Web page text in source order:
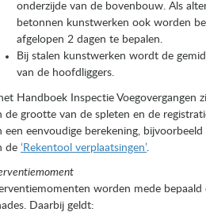
onderzijde van de bovenbouw. Als
betonnen kunstwerken ook worden
afgelopen 2 dagen te bepalen.
Bij stalen kunstwerken wordt de
van de hoofdliggers.
Handboek Inspectie Voegovergangen
de grootte van de spleten en de
een eenvoudige berekening,
de ‘Rekentool verplaatsingen’.
worden mede
Daarbij geldt: